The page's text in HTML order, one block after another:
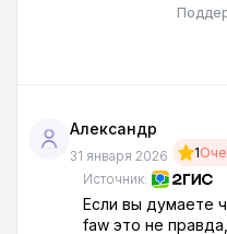
ничего не
Приобрёл у них
ДП. Постоянно
проблему
говорит больше
Александр
31 января 2026 1
Источник:
Если вы думаете
faw это не